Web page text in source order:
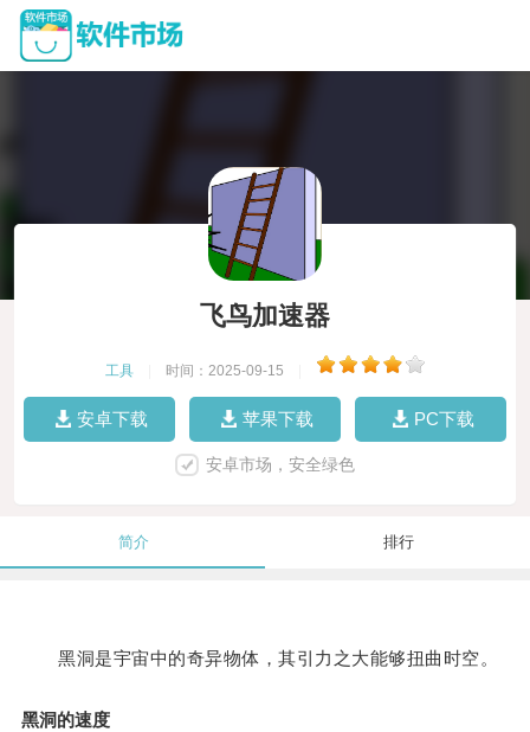
飞鸟加速器
工具 时间：2025-09-15
安卓下载 苹果下载 PC下载
安卓市场，安全绿色
简介 排行
黑洞是宇宙中的奇异物体，其引力之大能够扭曲时空。
黑洞的速度